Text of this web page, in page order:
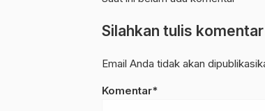
Silahkan tulis
Email Anda tidak akan
Komentar*